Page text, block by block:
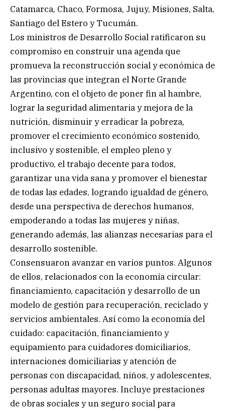
Catamarca, Chaco, Formosa, Jujuy, Misiones, Salta,
Santiago del Estero y Tucumán.
Los ministros de Desarrollo Social ratificaron su
compromiso en construir una agenda que
promueva la reconstrucción social y económica de
las provincias que integran el Norte Grande
Argentino, con el objeto de poner fin al hambre,
lograr la seguridad alimentaria y mejora de la
nutrición, disminuir y erradicar la pobreza,
promover el crecimiento económico sostenido,
inclusivo y sostenible, el empleo pleno y
productivo, el trabajo decente para todos,
garantizar una vida sana y promover el bienestar
de todas las edades, logrando igualdad de género,
desde una perspectiva de derechos humanos,
empoderando a todas las mujeres y niñas,
generando además, las alianzas necesarias para el
desarrollo sostenible.
Consensuaron avanzar en varios puntos. Algunos
de ellos, relacionados con la economía circular:
financiamiento, capacitación y desarrollo de un
modelo de gestión para recuperación, reciclado y
servicios ambientales. Así como la economía del
cuidado: capacitación, financiamiento y
equipamiento para cuidadores domiciliarios,
internaciones domiciliarias y atención de
personas con discapacidad, niños, y adolescentes,
personas adultas mayores. Incluye prestaciones
de obras sociales y un seguro social para